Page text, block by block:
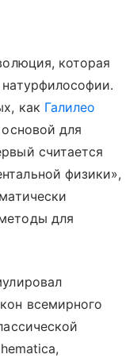
которая
как Галилео
для
считается
физики»,
для
всемирного